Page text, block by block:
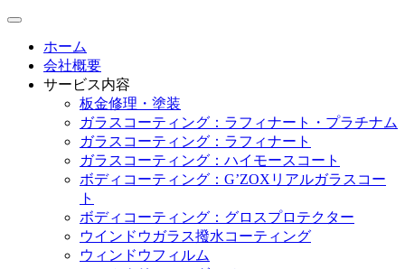
ホーム
会社概要
サービス内容
板金修理・塗装
ガラスコーティング：ラフィナート・プラチナム
ガラスコーティング：ラフィナート
ガラスコーティング：ハイモースコート
ボディコーティング：G’ZOXリアルガラスコー
ト
ボディコーティング：グロスプロテクター
ウインドウガラス撥水コーティング
ウィンドウフィルム